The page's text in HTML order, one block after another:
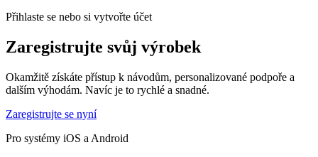
Přihlaste se nebo si vytvořte účet
Zaregistrujte svůj výrobek
Okamžitě získáte přístup k návodům, personalizované podpoře a
dalším výhodám. Navíc je to rychlé a snadné.
Zaregistrujte se nyní
Pro systémy iOS a Android